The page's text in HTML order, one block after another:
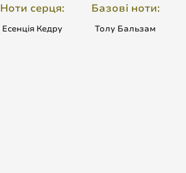
Ноти серця:
Есенція Кедру
Базові ноти:
Толу Бальзам